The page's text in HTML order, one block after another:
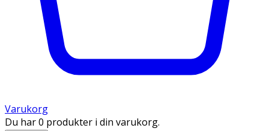
Varukorg
Du har 0 produkter i din varukorg.